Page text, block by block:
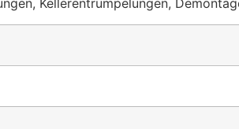
Kellerentrümpelungen,